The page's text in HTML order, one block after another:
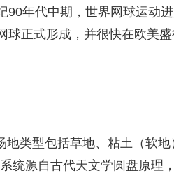
年代中期，世界网球运动
正式形成，并很快在欧美
地类型包括草地、粘土（软
统源自古代天文学圆盘原理